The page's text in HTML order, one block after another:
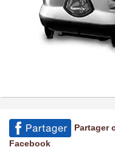
Partager
Facebook